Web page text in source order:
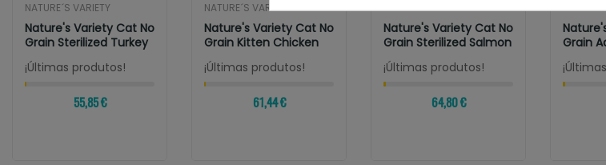
NATURE´S VARIETY
Nature's Variety Cat No
Grain Sterilized Turkey
¡Últimas produtos!
55,85 €
NATURE´S VARIETY
Nature's Variety Cat No
Grain Kitten Chicken
¡Últimas produtos!
61,44 €
NATURE´S VARIETY
Nature's Variety Cat No
Grain Sterilized Salmon
¡Últimas produtos!
64,80 €
Grain